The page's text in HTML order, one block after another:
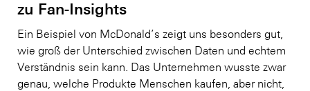
zu Fan-Insights
Ein Beispiel von McDonald’s zeigt uns besonders gut,
wie groß der Unterschied zwischen Daten und echtem
Verständnis sein kann. Das Unternehmen wusste zwar
genau, welche Produkte Menschen kaufen, aber nicht,